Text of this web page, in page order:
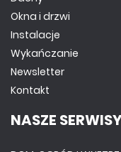
Okna i drzwi
Instalacje
Wykańczanie
Newsletter
Kontakt
NASZE